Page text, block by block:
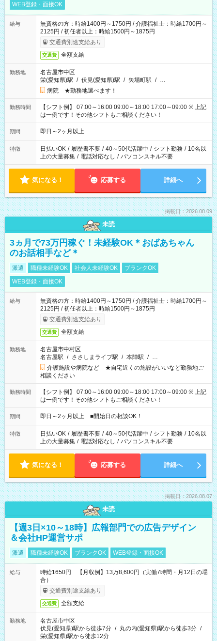
WEB登録・面接OK
給与
無資格の方：時給1400円～1750円 / 介護福祉士：時給1700円～
2125円 / 初任者以上：時給1500円～1875円
交通費別途支給あり
交通費 全額支給
勤務地
名古屋市中区
栄(愛知県)駅 / 伏見(愛知県)駅 / 矢場町駅 / …
病院 ★勤務地選べます！
勤務時間
【シフト例】 07:00～16:00 09:00～18:00 17:00～09:00 ※ 上記
は一例です！その他シフトもご相談ください！
期間 即日～2ヶ月以上
特徴 日払いOK / 履歴書不要 / 40～50代活躍中 / シフト勤務 / 10名以
上の大量募集 / 電話対応なし / パソコンスキル不要
気になる！ 応募する 詳細へ
掲載日：2026.08.09
未読
3ヵ月で73万円稼ぐ！未経験OK＊おばあちゃん
のお話相手など＊
派遣 職種未経験OK 社会人未経験OK
ブランクOK
WEB登録・面接OK
給与
無資格の方：時給1400円～1750円 / 介護福祉士：時給1700円～
2125円 / 初任者以上：時給1500円～1875円
交通費別途支給あり
交通費 全額支給
勤務地
名古屋市中村区
名古屋駅 / ささしまライブ駅 / 本陣駅 / …
介護施設や病院など ★自宅近くの施設がいいなど勤務地ご
相談ください
勤務時間
【シフト例】 07:00～16:00 09:00～18:00 17:00～09:00 ※ 上記
は一例です！その他シフトもご相談ください！
期間 即日～2ヶ月以上 ■開始日の相談OK！
特徴 日払いOK / 履歴書不要 / 40～50代活躍中 / シフト勤務 / 10名以
上の大量募集 / 電話対応なし / パソコンスキル不要
気になる！ 応募する 詳細へ
掲載日：2026.08.07
未読
【週3日×10～18時】広報部門での広告デザイン
＆会社HP運営サポ
派遣 職種未経験OK ブランクOK WEB登録・面接OK
給与
時給1650円 【月収例】13万8,600円（実働7時間・月12日の場
合）
交通費別途支給あり
交通費 全額支給
勤務地
名古屋市中区
伏見(愛知県)駅から徒歩7分 / 丸の内(愛知県)駅から徒歩3分 /
栄(愛知県)駅から徒歩12分